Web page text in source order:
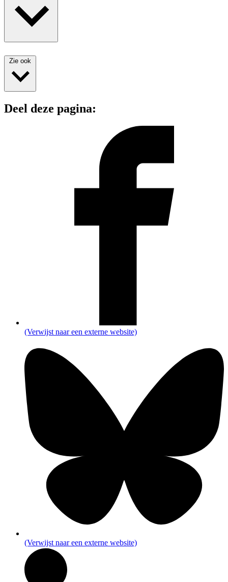
Zie ook
Deel deze pagina:
(Verwijst naar een externe website)
(Verwijst naar een externe website)